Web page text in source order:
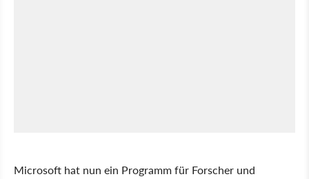
Microsoft hat nun ein Programm für Forscher und